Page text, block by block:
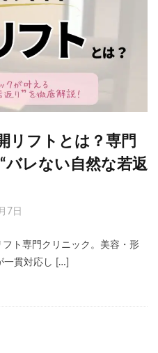
リフトとは？専門
バレない自然な若返
7日
ト専門クリニック。美容・形
一貫対応し […]